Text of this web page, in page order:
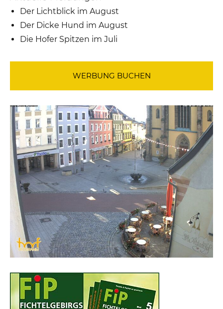
Der Lichtblick im August
Der Dicke Hund im August
Die Hofer Spitzen im Juli
WERBUNG BUCHEN